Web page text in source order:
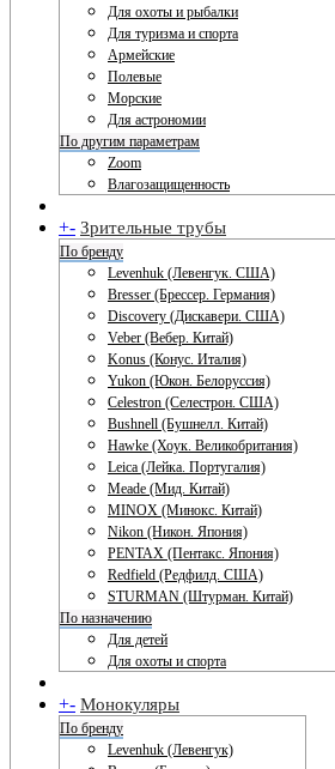
Для охоты и рыбалки
Для туризма и спорта
Армейские
Полевые
Морские
Для астрономии
По другим параметрам
Zoom
Влагозащищенность
+- Зрительные трубы
По бренду
Levenhuk (Левенгук. США)
Bresser (Брессер. Германия)
Discovery (Дискавери. США)
Veber (Вебер. Китай)
Konus (Конус. Италия)
Yukon (Юкон. Белоруссия)
Celestron (Селестрон. США)
Bushnell (Бушнелл. Китай)
Hawke (Хоук. Великобритания)
Leica (Лейка. Португалия)
Meade (Мид. Китай)
MINOX (Минокс. Китай)
Nikon (Никон. Япония)
PENTAX (Пентакс. Япония)
Redfield (Редфилд. США)
STURMAN (Штурман. Китай)
По назначению
Для детей
Для охоты и спорта
+- Монокуляры
По бренду
Levenhuk (Левенгук)